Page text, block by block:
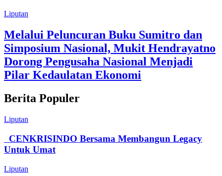
Liputan
Melalui Peluncuran Buku Sumitro dan
Simposium Nasional, Mukit Hendrayatno
Dorong Pengusaha Nasional Menjadi
Pilar Kedaulatan Ekonomi
Berita Populer
Liputan
CENKRISINDO Bersama Membangun Legacy
Untuk Umat
Liputan